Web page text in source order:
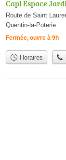
Capl Espace
Route de Saint
Quentin-la-Poterie
Fermée, ouvre à 9h
Horaires